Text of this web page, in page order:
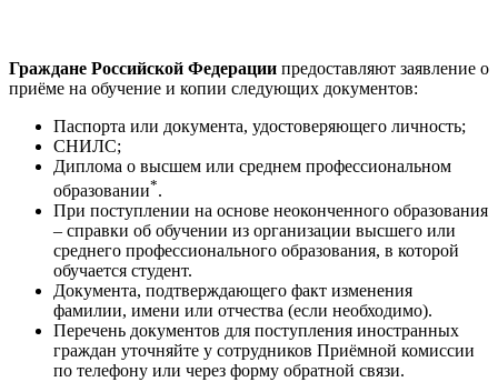
Граждане Российской Федерации предоставляют заявление о
приёме на обучение и копии следующих документов:
Паспорта или документа, удостоверяющего личность;
СНИЛС;
Диплома о высшем или среднем профессиональном
образовании*.
При поступлении на основе неоконченного образования
– справки об обучении из организации высшего или
среднего профессионального образования, в которой
обучается студент.
Документа, подтверждающего факт изменения
фамилии, имени или отчества (если необходимо).
Перечень документов для поступления иностранных
граждан уточняйте у сотрудников Приёмной комиссии
по телефону или через форму обратной связи.